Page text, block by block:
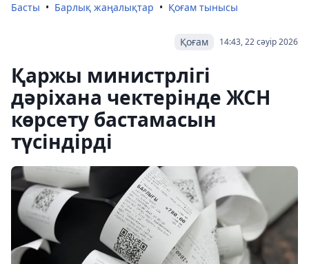
Басты Барлық жаңалықтар Қоғам тынысы
14:43, 22 сәуір 2026
Қоғам
Қаржы министрлігі
дәріхана чектерінде ЖСН
көрсету бастамасын
түсіндірді